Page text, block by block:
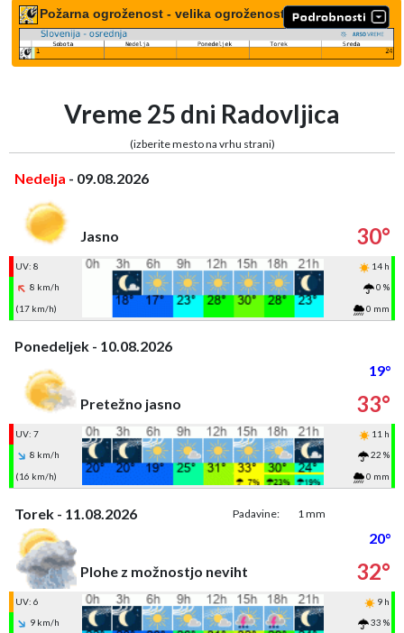
Požarna ogroženost - velika ogroženost
Vreme 25 dni Radovljica
(izberite mesto na vrhu strani)
Nedelja - 09.08.2026
Jasno 30°
UV: 8
14 h
8 km/h
0 %
(17 km/h)
0 mm
Ponedeljek - 10.08.2026
19°
Pretežno jasno
33°
UV: 7
11 h
8 km/h
22 %
(16 km/h)
0 mm
Torek - 11.08.2026 Padavine: 1 mm
20°
Plohe z možnostjo neviht
32°
UV: 6
9 h
9 km/h
33 %